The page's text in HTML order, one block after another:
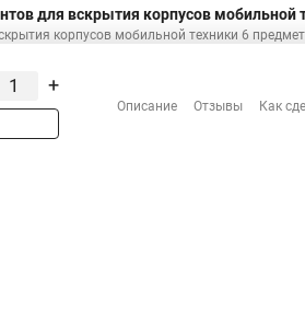
для вскрытия корпусов мобильной
корпусов мобильной техники 6
+
Описание Отзывы Как